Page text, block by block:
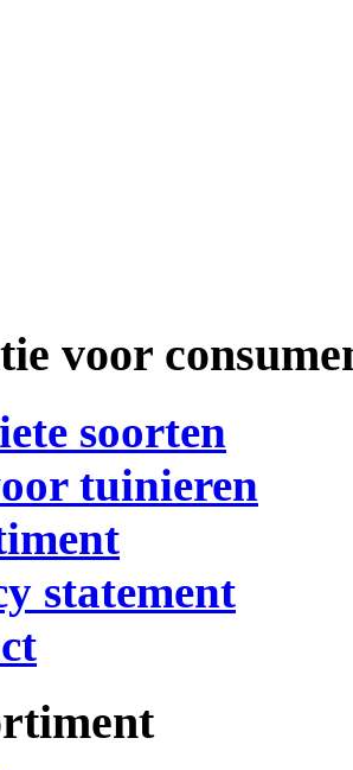
voor
soorten
tuinieren
statement